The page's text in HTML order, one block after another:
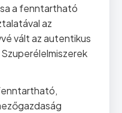
a fenntartható
az
vált az autentikus